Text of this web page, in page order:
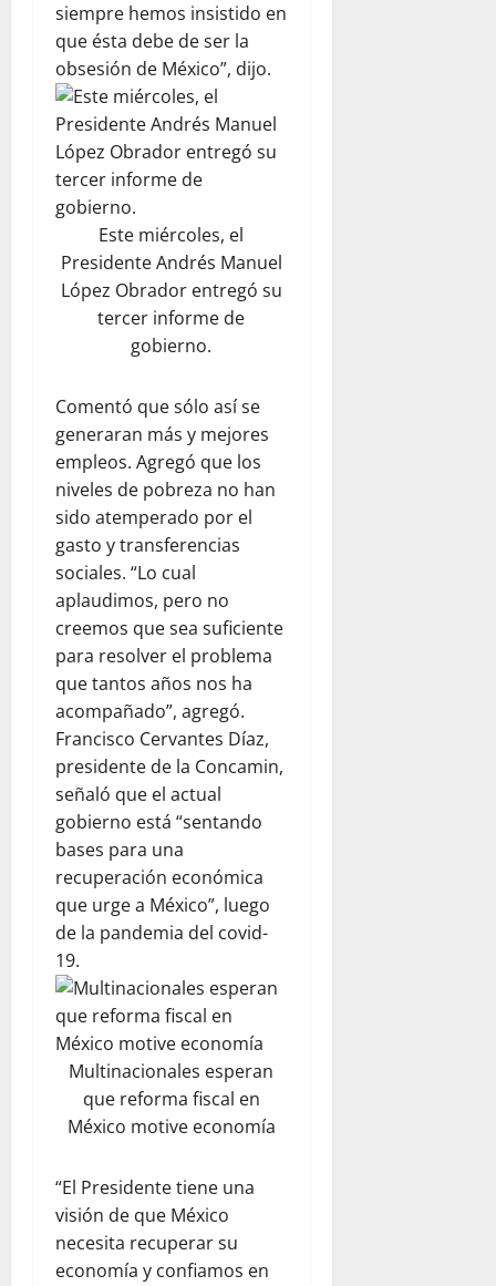
siempre hemos insistido en
que ésta debe de ser la
obsesión de México”, dijo.
Este miércoles, el
Presidente Andrés Manuel
López Obrador entregó su
tercer informe de
gobierno.
Comentó que sólo así se
generaran más y mejores
empleos. Agregó que los
niveles de pobreza no han
sido atemperado por el
gasto y transferencias
sociales. “Lo cual
aplaudimos, pero no
creemos que sea suficiente
para resolver el problema
que tantos años nos ha
acompañado”, agregó.
Francisco Cervantes Díaz,
presidente de la Concamin,
señaló que el actual
gobierno está “sentando
bases para una
recuperación económica
que urge a México”, luego
de la pandemia del covid-
19.
Multinacionales esperan
que reforma fiscal en
México motive economía
“El Presidente tiene una
visión de que México
necesita recuperar su
economía y confiamos en